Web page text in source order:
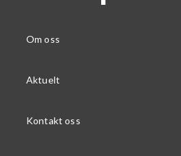
Om oss
Aktuelt
Kontakt oss